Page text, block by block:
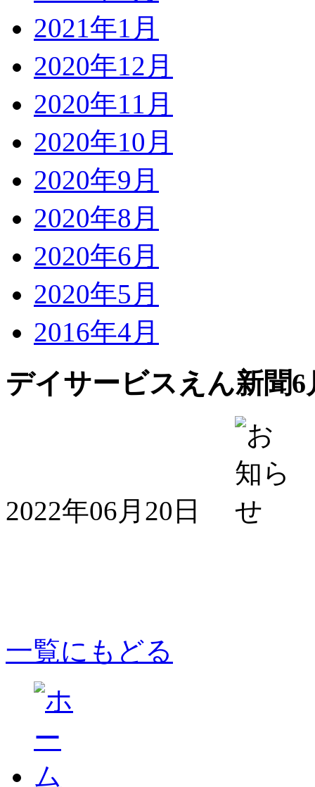
2021年1月
2020年12月
2020年11月
2020年10月
2020年9月
2020年8月
2020年6月
2020年5月
2016年4月
デイサービスえん新聞6
2022年06月20日
一覧にもどる